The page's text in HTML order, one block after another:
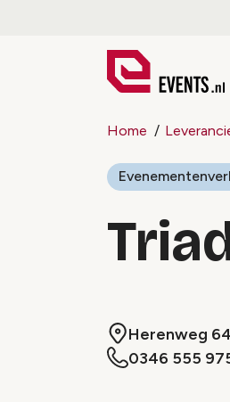
Home
Herenweg
0346 555